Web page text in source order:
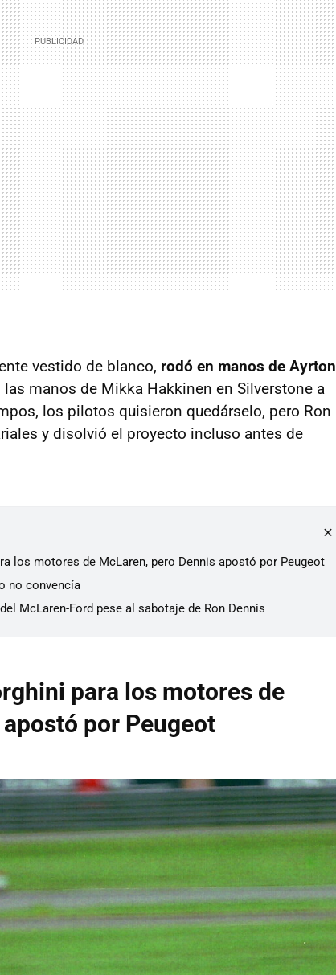
vestido de blanco, rodó en manos de Ayrton
las manos de Mikka Hakkinen en Silverstone a
los pilotos quisieron quedárselo, pero Ron
y disolvió el proyecto incluso antes de
los motores de McLaren, pero Dennis apostó por Peugeot
no convencía
McLaren-Ford pese al sabotaje de Ron Dennis
para los motores de
por Peugeot